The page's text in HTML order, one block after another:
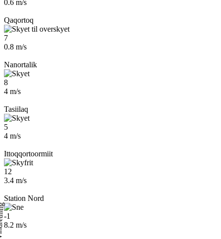
0.6 m/s
Qaqortoq
7
0.8 m/s
Nanortalik
8
4 m/s
Tasiilaq
5
4 m/s
Ittoqqortoormiit
12
3.4 m/s
Station Nord
-1
8.2 m/s